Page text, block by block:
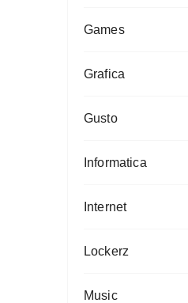
Games
Grafica
Gusto
Informatica
Internet
Lockerz
Music